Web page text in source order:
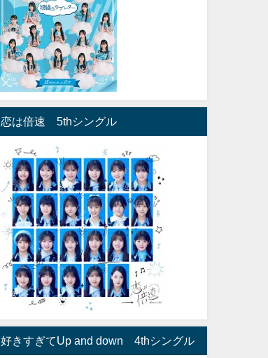
恋は倍速 5thシングル
好きすぎてUp and down 4thシングル